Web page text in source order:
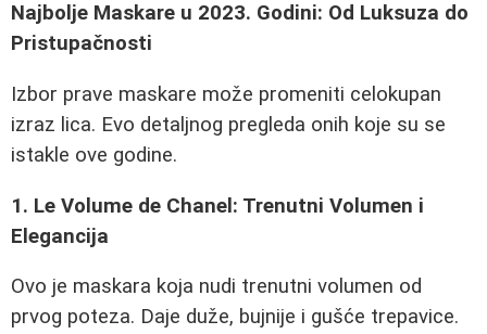
Najbolje Maskare u 2023. Godini: Od Luksuza do
Pristupačnosti
Izbor prave maskare može promeniti celokupan
izraz lica. Evo detaljnog pregleda onih koje su se
istakle ove godine.
1. Le Volume de Chanel: Trenutni Volumen i
Elegancija
Ovo je maskara koja nudi trenutni volumen od
prvog poteza. Daje duže, bujnije i gušće trepavice.